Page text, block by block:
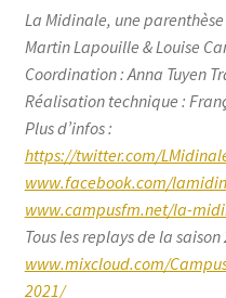
La Midinale, une
Martin Lapouille & Louise
Coordination : Anna Tuyen
Réalisation technique :
Plus d’infos :
https://twitter.com/
www.facebook.com/
www.campusfm.net/la-
Tous les replays de la saison
www.mixcloud.com/
2021/